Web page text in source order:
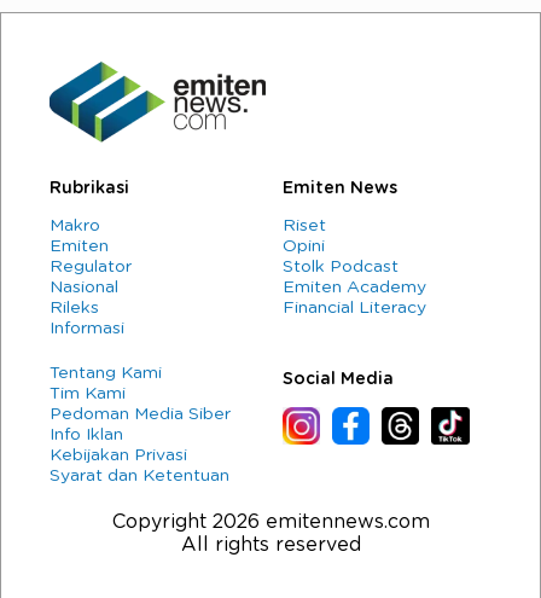
Rubrikasi
Makro
Emiten
Regulator
Nasional
Rileks
Informasi
Emiten News
Riset
Opini
Stolk Podcast
Emiten Academy
Financial Literacy
Tentang Kami
Tim Kami
Pedoman Media Siber
Info Iklan
Kebijakan Privasi
Syarat dan Ketentuan
Social Media
Copyright 2026 emitennews.com
All rights reserved